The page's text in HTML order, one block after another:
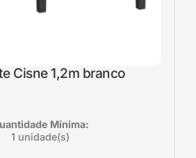
Cisne 1,2m branco
Mínima:
1 unidade(s)